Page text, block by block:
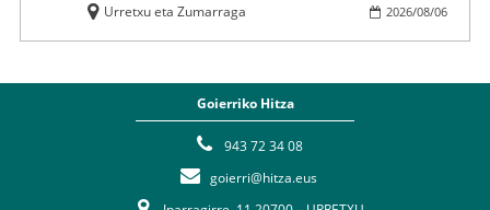
2026/08/06
Urretxu eta Zumarraga
Goierriko Hitza
943 72 34 08
goierri@hitza.eus